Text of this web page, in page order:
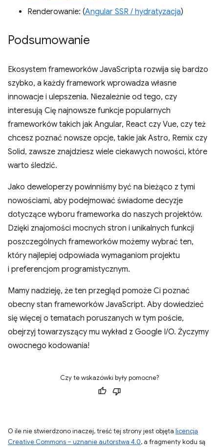
Renderowanie: (Angular SSR / hydratyzacja)
Podsumowanie
Ekosystem frameworków JavaScripta rozwija się bardzo
szybko, a każdy framework wprowadza własne
innowacje i ulepszenia. Niezależnie od tego, czy
interesują Cię najnowsze funkcje popularnych
frameworków takich jak Angular, React czy Vue, czy też
chcesz poznać nowsze opcje, takie jak Astro, Remix czy
Solid, zawsze znajdziesz wiele ciekawych nowości, które
warto śledzić.
Jako deweloperzy powinniśmy być na bieżąco z tymi
nowościami, aby podejmować świadome decyzje
dotyczące wyboru frameworka do naszych projektów.
Dzięki znajomości mocnych stron i unikalnych funkcji
poszczególnych frameworków możemy wybrać ten,
który najlepiej odpowiada wymaganiom projektu
i preferencjom programistycznym.
Mamy nadzieję, że ten przegląd pomoże Ci poznać
obecny stan frameworków JavaScript. Aby dowiedzieć
się więcej o tematach poruszanych w tym poście,
obejrzyj towarzyszący mu wykład z Google I/O. Życzymy
owocnego kodowania!
Czy te wskazówki były pomocne?
O ile nie stwierdzono inaczej, treść tej strony jest objęta licencją
Creative Commons – uznanie autorstwa 4.0, a fragmenty kodu są